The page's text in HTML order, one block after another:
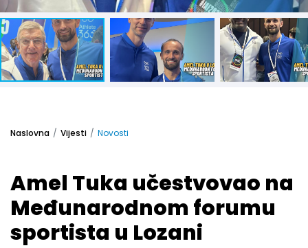
Naslovna Vijesti Novosti
Amel Tuka učestvovao na
Međunarodnom forumu
sportista u Lozani